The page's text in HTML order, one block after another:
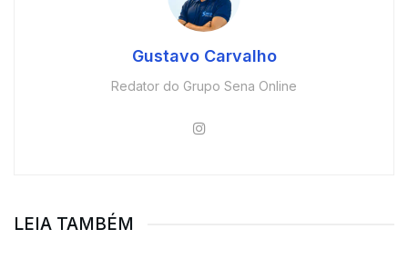
Gustavo Carvalho
Redator do Grupo Sena Online
LEIA TAMBÉM